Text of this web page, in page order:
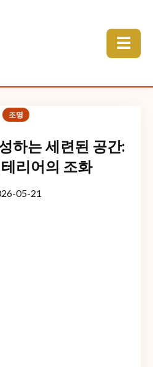
☰
조명
하는 세련된 공간:
리어의 조화
05-21